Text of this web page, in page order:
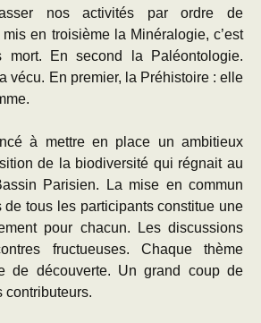
nos activités par ordre de
mis en troisième la Minéralogie, c’est
mort. En second la Paléontologie.
vécu. En premier, la Préhistoire : elle
à mettre en place un ambitieux
de la biodiversité qui régnait au
Parisien. La mise en commun
de tous les participants constitue une
pour chacun. Les discussions
fructueuses. Chaque thème
de découverte. Un grand coup de
contributeurs.